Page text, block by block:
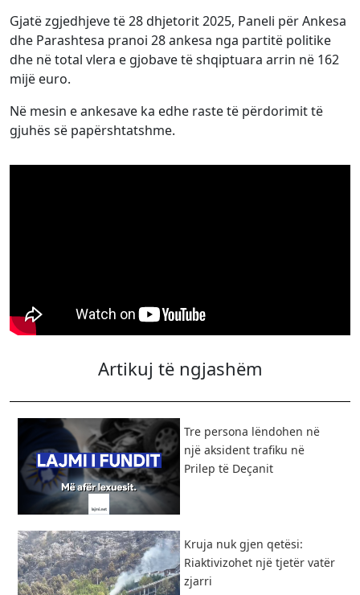
Gjatë zgjedhjeve të 28 dhjetorit 2025, Paneli për Ankesa
dhe Parashtesa pranoi 28 ankesa nga partitë politike
dhe në total vlera e gjobave të shqiptuara arrin në 162
mijë euro.
Në mesin e ankesave ka edhe raste të përdorimit të
gjuhës së papërshtatshme.
Artikuj të ngjashëm
Tre persona lëndohen në
një aksident trafiku në
Prilep të Deçanit
Kruja nuk gjen qetësi:
Riaktivizohet një tjetër vatër
zjarri